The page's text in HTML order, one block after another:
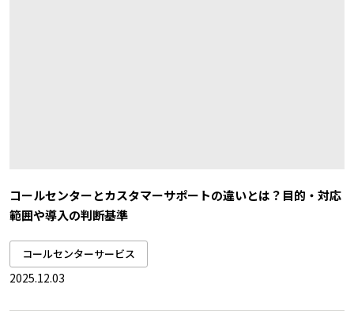
コールセンターとカスタマーサポートの違いとは？目的・対応
範囲や導入の判断基準
コールセンターサービス
2025.12.03